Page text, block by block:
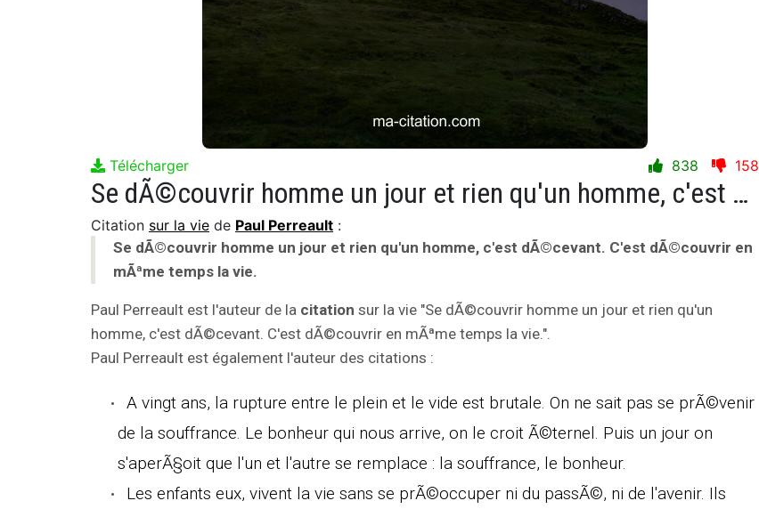
Télécharger 838 158
Se dÃ©couvrir homme un jour et rien qu'un homme, c'est dÃ©cevant. C'est dÃ©couvrir en mÃªme temps la vie.
Citation sur la vie de Paul Perreault :
Se dÃ©couvrir homme un jour et rien qu'un homme, c'est dÃ©cevant. C'est dÃ©couvrir en
mÃªme temps la vie.
Paul Perreault est l'auteur de la citation sur la vie "Se dÃ©couvrir homme un jour et rien qu'un
homme, c'est dÃ©cevant. C'est dÃ©couvrir en mÃªme temps la vie.".
Paul Perreault est également l'auteur des citations :
A vingt ans, la rupture entre le plein et le vide est brutale. On ne sait pas se prÃ©venir
de la souffrance. Le bonheur qui nous arrive, on le croit Ã©ternel. Puis un jour on
s'aperÃ§oit que l'un et l'autre se remplace : la souffrance, le bonheur.
Les enfants eux, vivent la vie sans se prÃ©occuper ni du passÃ©, ni de l'avenir. Ils